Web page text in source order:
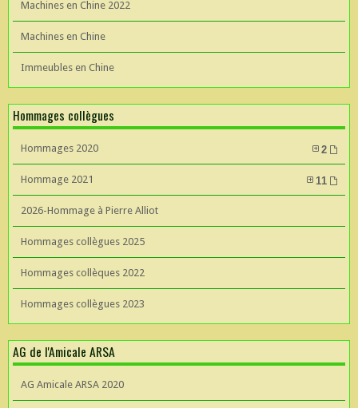
Machines en Chine 2022
Machines en Chine
Immeubles en Chine
Hommages collègues
Hommages 2020 2
Hommage 2021 11
2026-Hommage à Pierre Alliot
Hommages collègues 2025
Hommages collèques 2022
Hommages collègues 2023
AG de l'Amicale ARSA
AG Amicale ARSA 2020